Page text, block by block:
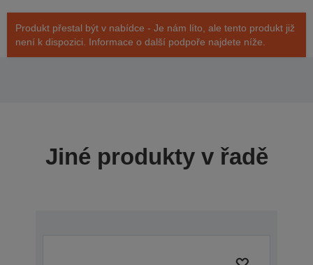
Produkt přestal být v nabídce - Je nám líto, ale tento produkt již
není k dispozici. Informace o další podpoře najdete níže.
Jiné produkty v řadě